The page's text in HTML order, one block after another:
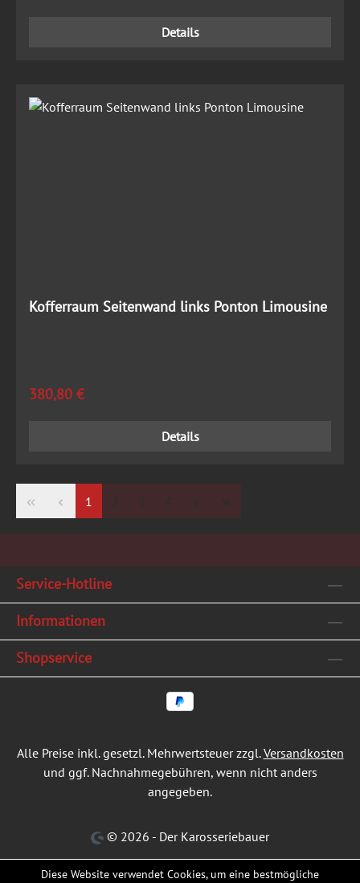
Details
Kofferraum Seitenwand links Ponton Limousine
Regulärer Preis:
380,80 €
Details
Seite
1
Service-Hotline
Informationen
Shopservice
Alle Preise inkl. gesetzl. Mehrwertsteuer zzgl.Versandkosten
und ggf. Nachnahmegebühren, wenn nicht anders
angegeben.
© 2026 - Der Karosseriebauer
Diese Website verwendet Cookies, um eine bestmögliche